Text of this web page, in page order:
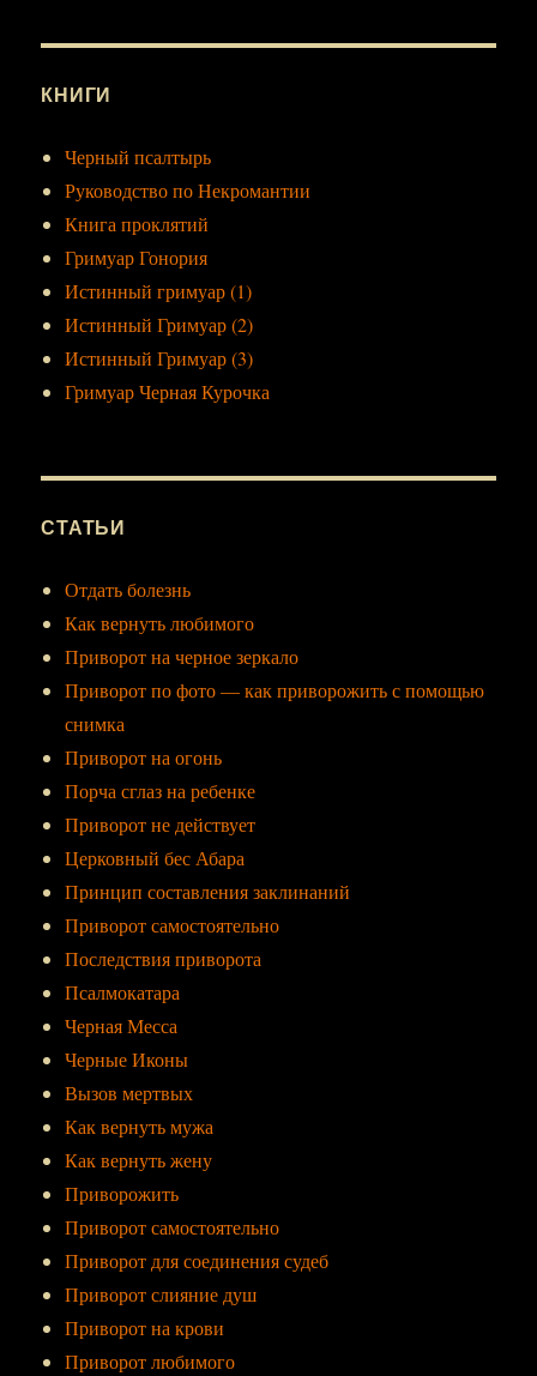
КНИГИ
Черный псалтырь
Руководство по Некромантии
Книга проклятий
Гримуар Гонория
Истинный гримуар (1)
Истинный Гримуар (2)
Истинный Гримуар (3)
Гримуар Черная Курочка
СТАТЬИ
Отдать болезнь
Как вернуть любимого
Приворот на черное зеркало
Приворот по фото — как приворожить с помощью
снимка
Приворот на огонь
Порча сглаз на ребенке
Приворот не действует
Церковный бес Абара
Принцип составления заклинаний
Приворот самостоятельно
Последствия приворота
Псалмокатара
Черная Месса
Черные Иконы
Вызов мертвых
Как вернуть мужа
Как вернуть жену
Приворожить
Приворот самостоятельно
Приворот для соединения судеб
Приворот слияние душ
Приворот на крови
Приворот любимого